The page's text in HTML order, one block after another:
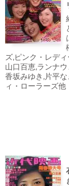
ズ,ピンク・レデ
山口百恵,ランナ
香坂みゆき,片平
ィ・ローラーズ他